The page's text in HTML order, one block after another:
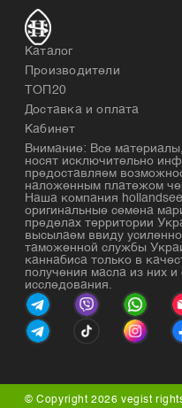
Каталог
Производители
ТОП20
Доставка и оплата
Кабинет
Внимание: Все
носят исключительно
предоставляем
наложенным платежом
Наша компания
оригинальные семена
пределах территории
высылаем ввиду
таможенной службы
каннабиса только в
получения масла из них и
исследования.
© Copyright 2026 vegist